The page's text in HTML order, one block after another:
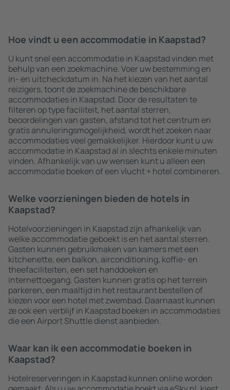
Hoe vindt u een accommodatie in Kaapstad?
U kunt snel een accommodatie in Kaapstad vinden met
behulp van een zoekmachine. Voer uw bestemming en
in- en uitcheckdatum in. Na het kiezen van het aantal
reizigers, toont de zoekmachine de beschikbare
accommodaties in Kaapstad. Door de resultaten te
filteren op type faciliteit, het aantal sterren,
beoordelingen van gasten, afstand tot het centrum en
gratis annuleringsmogelijkheid, wordt het zoeken naar
accommodaties veel gemakkelijker. Hierdoor kunt u uw
accommodatie in Kaapstad al in slechts enkele minuten
vinden. Afhankelijk van uw wensen kunt u alleen een
accommodatie boeken of een vlucht + hotel combineren.
Welke voorzieningen bieden de hotels in
Kaapstad?
Hotelvoorzieningen in Kaapstad zijn afhankelijk van
welke accommodatie geboekt is en het aantal sterren.
Gasten kunnen gebruikmaken van kamers met een
kitchenette, een balkon, airconditioning, koffie- en
theefaciliteiten, een set handdoeken en
internettoegang. Gasten kunnen gratis op het terrein
parkeren, een maaltijd in het restaurant bestellen of
kiezen voor een hotel met zwembad. Daarnaast kunnen
ze ook een verblijf in Kaapstad boeken in accommodaties
die een Airport Shuttle dienst aanbieden.
Waar kan ik een accommodatie boeken in
Kaapstad?
Hotelreserveringen in Kaapstad kunnen online worden